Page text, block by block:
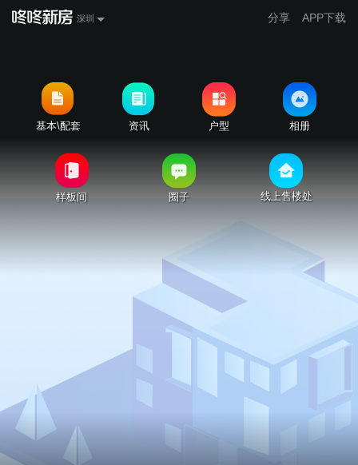
深圳 分享 APP下载
基本\配套 资讯 户型 相册
样板间 圈子 线上售楼处